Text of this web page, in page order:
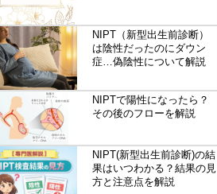
NIPT（新型出生前診断）
は陰性だったのにダウン
症…偽陰性について解説
NIPTで陽性になったら？
その後のフローを解説
NIPT(新型出生前診断)の結
果はいつわかる？結果の見
方と注意点を解説